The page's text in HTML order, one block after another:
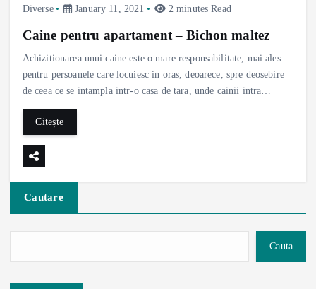
Diverse January 11, 2021 2 minutes Read
Caine pentru apartament – Bichon maltez
Achizitionarea unui caine este o mare responsabilitate, mai ales
pentru persoanele care locuiesc in oras, deoarece, spre deosebire
de ceea ce se intampla intr-o casa de tara, unde cainii intra…
Citește
Cautare
Cauta